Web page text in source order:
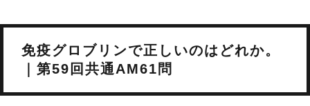
免疫グロブリンで正しいのはどれか。
｜第59回共通AM61問